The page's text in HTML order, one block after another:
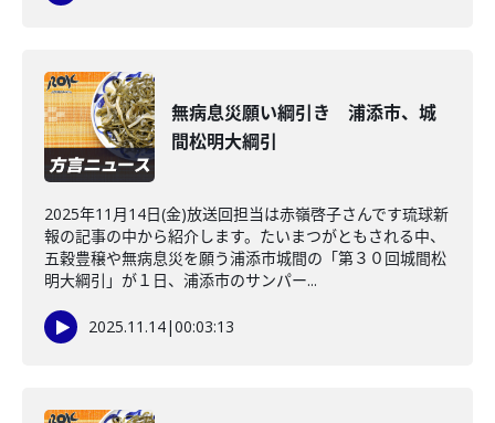
無病息災願い綱引き 浦添市、城
間松明大綱引
2025年11月14日(金)放送回担当は赤嶺啓子さんです琉球新
報の記事の中から紹介します。たいまつがともされる中、
五穀豊穣や無病息災を願う浦添市城間の「第３０回城間松
明大綱引」が１日、浦添市のサンパー...
2025.11.14|00:03:13